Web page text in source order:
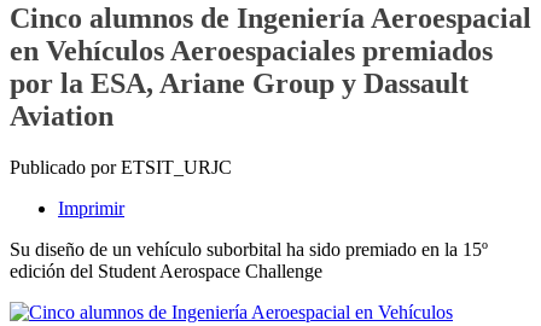
Cinco alumnos de Ingeniería Aeroespacial
en Vehículos Aeroespaciales premiados
por la ESA, Ariane Group y Dassault
Aviation
Publicado por ETSIT_URJC
Imprimir
Su diseño de un vehículo suborbital ha sido premiado en la 15º
edición del Student Aerospace Challenge